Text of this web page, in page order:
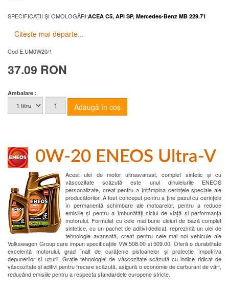
SPECIFICAȚII ŞI OMOLOGĂRI:ACEA C5, API SP, Mercedes-Benz MB 229.71
Citește mai departe...
Cod E.UM0W20/1
37.09 RON
Ambalare :
0W-20 ENEOS Ultra-V
Acest ulei de motor ultraavansat, complet sintetic și cu
vâscozitate scăzută este unul dinuleiurile ENEOS
personalizate, creat pentru a întâmpina cerințele speciale ale
producătorilor. A fost conceput pentru a ține pasul cu cerințele
în permanentă schimbare ale motoarelor, pentru a reduce
emisiile și pentru a îmbunătăți ciclul de viață și performanța
motorului. Formulat cu cele mai bune uleiuri de bază complet
sintetice, cu un pachet de aditivi dedicat, reprezintă un ulei de
tehnologie avansată, creat pentru cele mai noi vehicule ale
Volkswagen Group care impun specificațiile VW 508.00 și 509.00. Oferă o durabilitate
excelentă motorului, grad înalt de curățenie pistoanelor și protecție împotriva
depunerilor și uzurii. Grație tehnologiei de vâscozitate scăzută cu indice ridicat de
vâscozitate și aditivi pentru frecare scăzută, asigură o economie de carburant de vârf,
reducând emisiile pentru a respecta standardele europene stricte.